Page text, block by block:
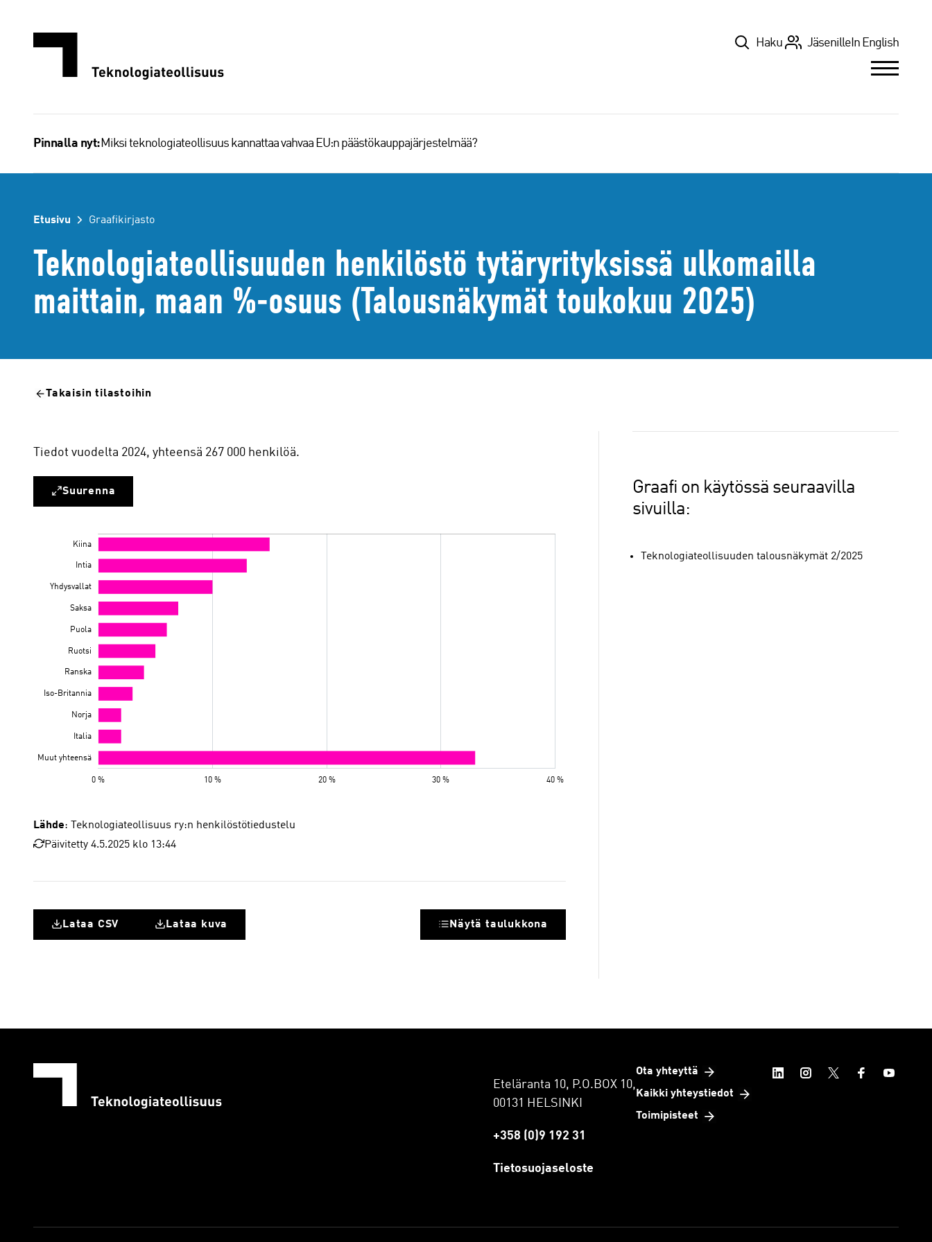
TopHaku Jäsenille In English
Pinnalla nyt: Miksi teknologiateollisuus kannattaa vahvaa EU:n päästökauppajärjestelmää?
Etusivu Graafikirjasto
Teknologiateollisuuden henkilöstö tytäryrityksissä ulkomailla
maittain, maan %-osuus (Talousnäkymät toukokuu 2025)
Takaisin tilastoihin
Tiedot vuodelta 2024, yhteensä 267 000 henkilöä.
Suurenna
Lähde: Teknologiateollisuus ry:n henkilöstötiedustelu
Päivitetty 4.5.2025 klo 13:44
Lataa CSV Lataa kuva Näytä taulukkona
Graafi on käytössä seuraavilla
sivuilla:
Teknologiateollisuuden talousnäkymät 2/2025
Eteläranta 10, P.O.BOX 10,
00131 HELSINKI
+358 (0)9 192 31
Tietosuojaseloste
Ota yhteyttä
Kaikki yhteystiedot
Toimipisteet